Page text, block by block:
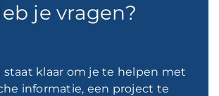
je vragen?
staat klaar om je te helpen met
informatie, een project te